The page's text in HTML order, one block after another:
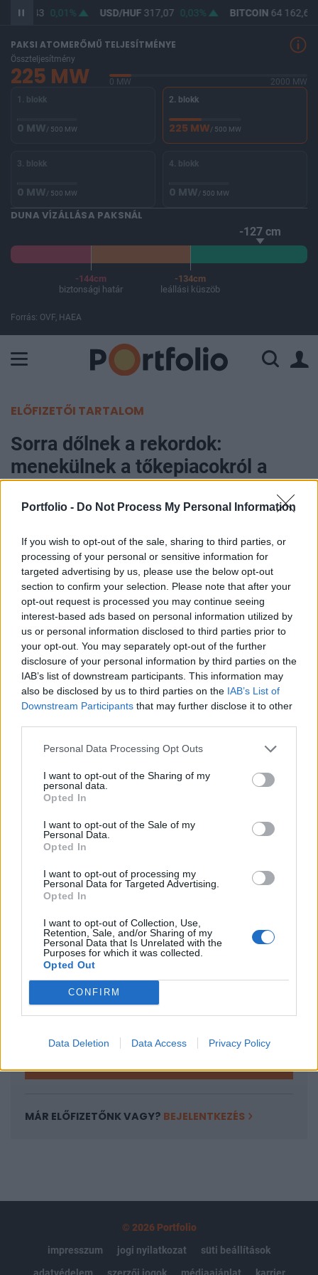
Portfolio - Do Not Process My Personal Information
If you wish to opt-out of the sale, sharing to third parties, or
processing of your personal or sensitive information for
targeted advertising by us, please use the below opt-out
section to confirm your selection. Please note that after your
opt-out request is processed you may continue seeing
interest-based ads based on personal information utilized by
us or personal information disclosed to third parties prior to
your opt-out. You may separately opt-out of the further
disclosure of your personal information by third parties on the
IAB’s list of downstream participants. This information may
also be disclosed by us to third parties on the IAB’s List of
Downstream Participants that may further disclose it to other
Personal Data Processing Opt Outs
I want to opt-out of the Sharing of my
personal data.
Opted In
I want to opt-out of the Sale of my
Personal Data.
Opted In
I want to opt-out of processing my
Personal Data for Targeted Advertising.
Opted In
I want to opt-out of Collection, Use,
Retention, Sale, and/or Sharing of my
Personal Data that Is Unrelated with the
Purposes for which it was collected.
Opted Out
CONFIRM
Data Deletion Data Access Privacy Policy
365,43 0,01% USD/HUF317,07 0,03% BITCOIN64 162,66
PAKSI ATOMERŐMŰ TELJESÍTMÉNYE
Összteljesítmény
225 MW 0 MW
2000 MW
1. blokk
0 MW/ 500 MW
2. blokk
225 MW/ 500 MW
3. blokk
0 MW/ 500 MW
4. blokk
0 MW/ 500 MW
DUNA VÍZÁLLÁSA PAKSNÁL
-127 cm
-144cm
biztonsági határ
-134cm
leállási küszöb
Forrás: OVF, HAEA
ELŐFIZETŐI TARTALOM
Sorra dőlnek a rekordok:
menekülnek a tőkepiacokról a
2019. szeptember 05. 08:45
Tízéves csúcson van az amerikai pénzpiaci alapok
vagyona, a befektetők egyáltalán nem örülnek a
globális gazdasági lassulás és az USA és Kína
között húzódó kereskedelmi feszültségek miatt,
pénzüket inkább a kisebb kockázatú
befektetésekbe teszik .Mostanra gyakorlatilag
már hetente dőlnek meg a korábbi rekordok– írja
a friss adatokra hivatkozva a Reuters.
alapokban kezelt vagyon közel 15 milliárd dollárral 3331
milliárd dollárra nőtt a Money Fund Report adatai szerint.
Ezzel idén eddig már mintegy 360 milliárd dolláráramlott a
kategóriába. Az adatok szerint az adóköteles (és
magasabb potenciális hozamot biztosító) pénzpiaci
alapok vagyona a vizsgált héten közel 15 milliárd...
KEDVES OLVASÓNK!
tartozik, melynek olvasása előfizetéses
regisztrációhoz kötött.
Portfolio.hu teljes cikkarchívum
MÁR ELŐFIZETŐNK VAGY? BEJELENTKEZÉS
© 2026 Portfolio
impresszum
jogi nyilatkozat
süti beállítások
adatvédelem
szerzői jogok médiaajánlat karrier